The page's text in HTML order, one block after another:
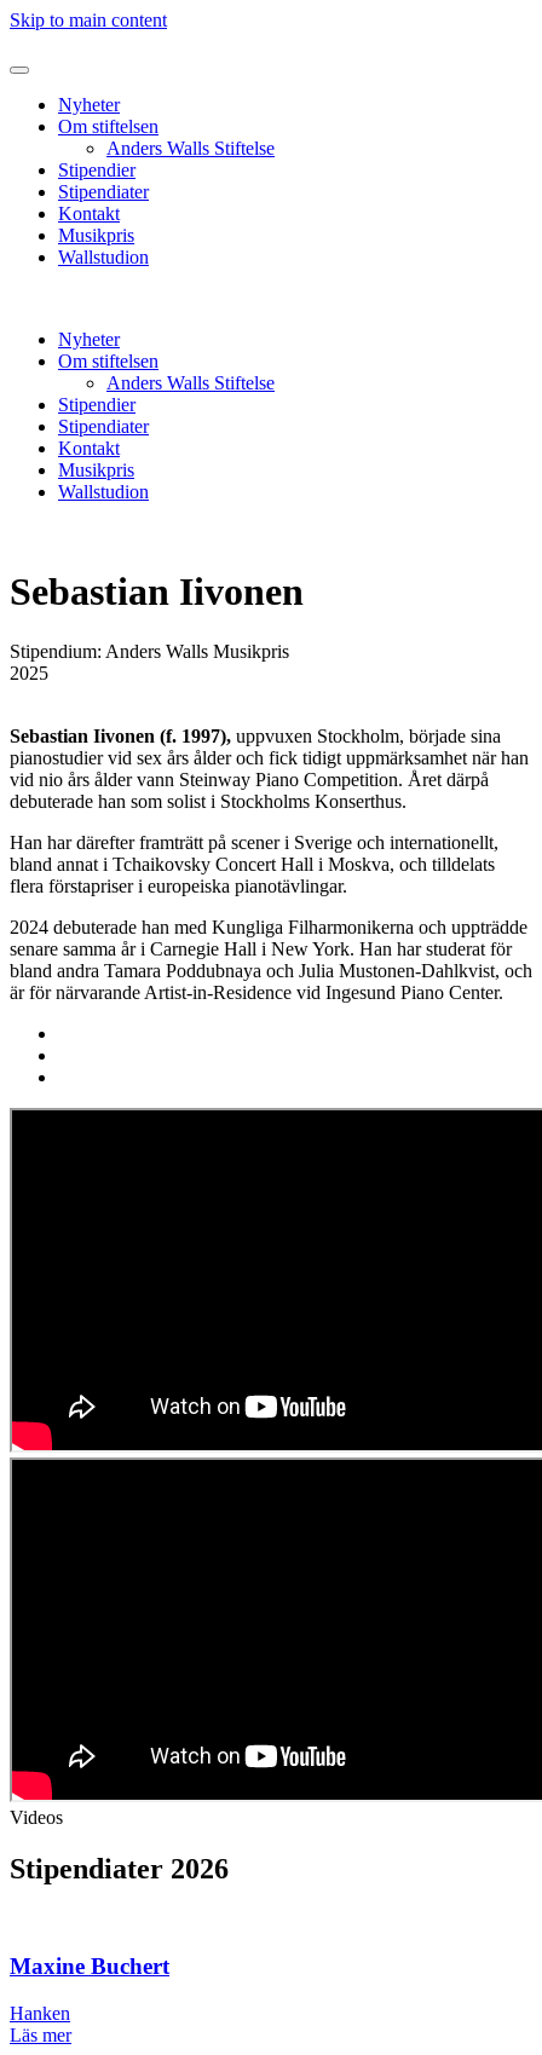
Skip to main content
Nyheter
Om stiftelsen
Anders Walls Stiftelse
Stipendier
Stipendiater
Kontakt
Musikpris
Wallstudion
Nyheter
Om stiftelsen
Anders Walls Stiftelse
Stipendier
Stipendiater
Kontakt
Musikpris
Wallstudion
Sebastian Iivonen
Stipendium: Anders Walls Musikpris
2025
Sebastian Iivonen (f. 1997), uppvuxen Stockholm, började sina
pianostudier vid sex års ålder och fick tidigt uppmärksamhet när han
vid nio års ålder vann Steinway Piano Competition. Året därpå
debuterade han som solist i Stockholms Konserthus.
Han har därefter framträtt på scener i Sverige och internationellt,
bland annat i Tchaikovsky Concert Hall i Moskva, och tilldelats
flera förstapriser i europeiska pianotävlingar.
2024 debuterade han med Kungliga Filharmonikerna och uppträdde
senare samma år i Carnegie Hall i New York. Han har studerat för
bland andra Tamara Poddubnaya och Julia Mustonen-Dahlkvist, och
är för närvarande Artist-in-Residence vid Ingesund Piano Center.
Videos
Stipendiater 2026
Maxine Buchert
Hanken
Läs mer